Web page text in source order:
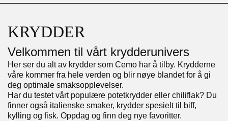
KRYDDER
Velkommen til vårt krydderunivers
Her ser du alt av krydder som Cemo har å tilby. Krydderne
våre kommer fra hele verden og blir nøye blandet for å gi
deg optimale smaksopplevelser.
Har du testet vårt populære potetkrydder eller chiliflak? Du
finner også italienske smaker, krydder spesielt til biff,
kylling og fisk. Oppdag og finn deg nye favoritter.